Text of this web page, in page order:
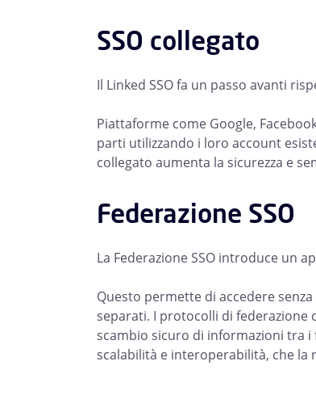
SSO collegato
Il Linked SSO fa un passo avanti
Piattaforme come Google,
parti utilizzando i loro account
collegato aumenta la sicurezza e
Federazione SSO
La Federazione SSO introduce un
Questo permette di accedere
separati. I protocolli di federazione
scambio sicuro di informazioni tra
scalabilità e interoperabilità, che la